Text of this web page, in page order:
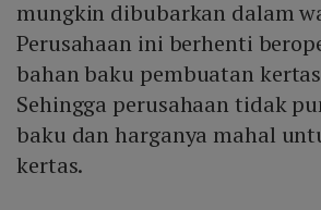
mungkin dibubarkan dalam
Perusahaan ini berhenti
bahan baku pembuatan
Sehingga perusahaan tidak
baku dan harganya mahal
kertas.